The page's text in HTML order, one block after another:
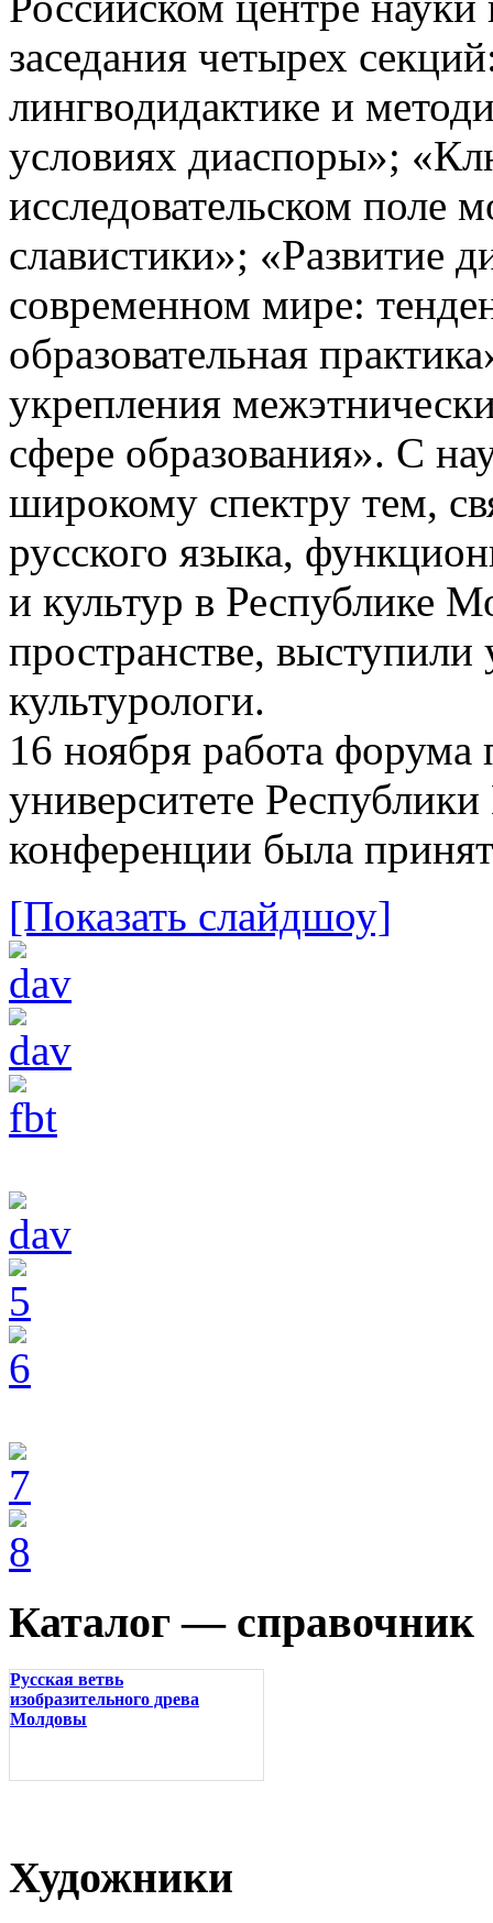
заседания четырех
лингводидактике и
условиях диаспоры»;
исследовательском поле
славистики»; «Развитие
современном мире:
образовательная
укрепления
сфере образования». С
широкому спектру тем,
русского языка,
и культур в Республике
пространстве, выступили
культурологи.
16 ноября работа
университете
конференции была
[Показать слайдшоу]
Каталог — справочник
Русская ветвь
изобразительного древа
Молдовы
Художники